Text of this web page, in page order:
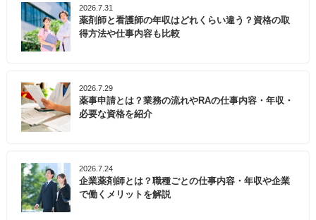
2026.7.31
薬剤師と看護師の年収はどれくらい違う？資格の取
得方法や仕事内容も比較
2026.7.29
薬事申請とは？業務の流れやRAの仕事内容・年収・
必要な資格を紹介
2026.7.24
企業薬剤師とは？職種ごとの仕事内容・年収や企業
で働くメリットを解説